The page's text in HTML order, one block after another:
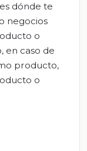
dónde te
negocios
o
en caso de
producto,
o